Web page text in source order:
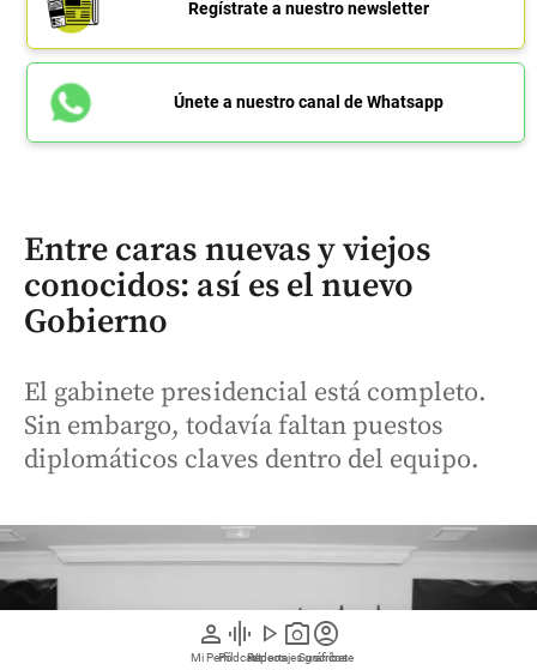
person
Mi Perfil
graphic_eq
Pódcast
play_arrow
Videos
photo_camera
Reportajes gráficos
account_circle
Suscríbete
Regístrate a nuestro newsletter
Únete a nuestro canal de Whatsapp
Entre caras nuevas y viejos
conocidos: así es el nuevo
Gobierno
El gabinete presidencial está completo.
Sin embargo, todavía faltan puestos
diplomáticos claves dentro del equipo.